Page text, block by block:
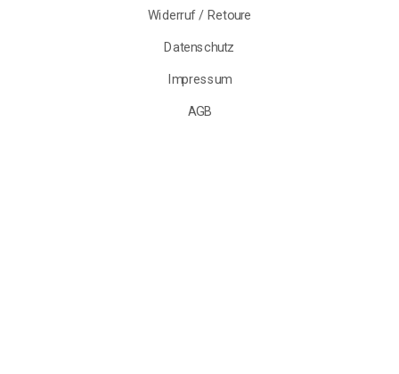
Widerruf / Retoure
Datenschutz
Impressum
AGB